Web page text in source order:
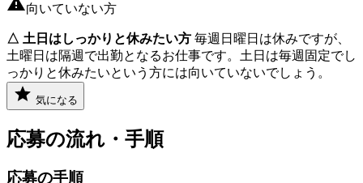
向いていない方
△ 土日はしっかりと休みたい方 毎週日曜日は休みですが、
土曜日は隔週で出勤となるお仕事です。土日は毎週固定でし
っかりと休みたいという方には向いていないでしょう。
気になる
応募の流れ・手順
応募の手順